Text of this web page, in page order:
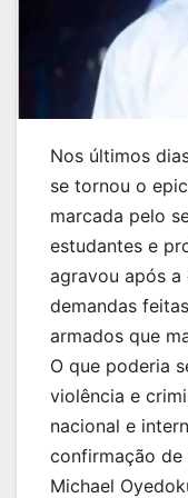
Nos últimos
se tornou o
marcada pelo
estudantes e
agravou após a
demandas
armados que
O que poderia
violência e
nacional e
confirmação de
Michael